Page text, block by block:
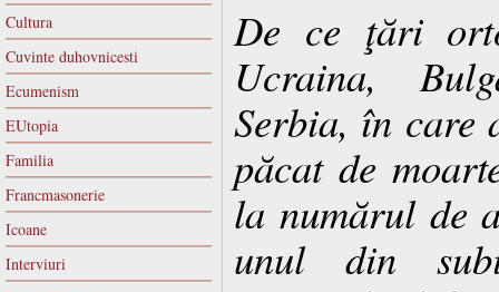
Cultura
Cuvinte duhovnicesti
Ecumenism
EUtopia
Familia
Francmasonerie
Icoane
Interviuri
De ce ţări
Ucraina,
Serbia, în care
păcat de
la numărul de
unul din